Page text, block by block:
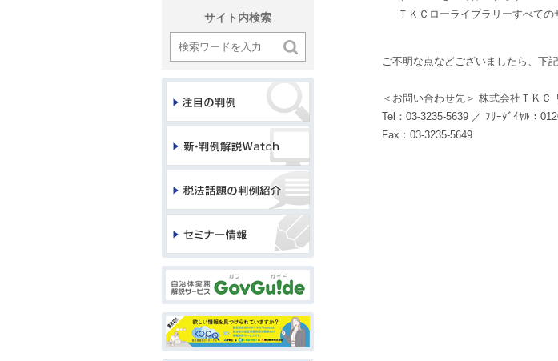
ＴＫＣローライブラリーすべての
ご不明な点などございましたら、下
＜お問い合わせ先＞ 株式会社ＴＫ
Tel：03-3235-5639 ／ ﾌﾘｰﾀﾞｲﾔﾙ：
Fax：03-3235-5649
サイト内検索